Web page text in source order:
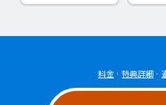
料金 ・ 特典詳細 ・